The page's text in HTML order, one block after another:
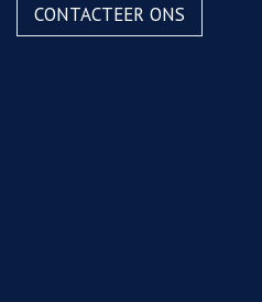
CONTACTEER ONS